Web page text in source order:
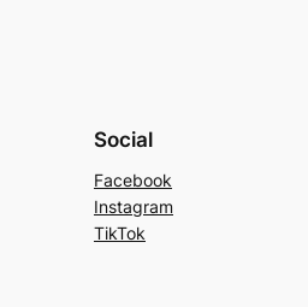
Social
Facebook
Instagram
TikTok